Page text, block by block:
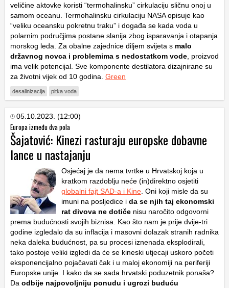
veličine aktovke koristi “termohalinsku” cirkulaciju sličnu onoj u
samom oceanu. Termohalinsku cirkulaciju NASA opisuje kao
“veliku oceansku pokretnu traku” i događa se kada voda u
polarnim područjima postane slanija zbog isparavanja i otapanja
morskog leda. Za obalne zajednice diljem svijeta s malo
državnog novca i problemima s nedostatkom vode , proizvod
ima velik potencijal. Sve komponente destilatora dizajnirane su
za životni vijek od 10 godina. Green
desalinizacija pitka voda
05.10.2023. (12:00)
Europa između dva pola
Šajatović: Kinezi rasturaju europske dobavne
lance u nastajanju
Osjećaj je da nema tvrtke u Hrvatskoj koja u
kratkom razdoblju neće (in)direktno osjetiti
globalni fajt SAD-a i Kine . Oni koji misle da su
imuni na posljedice i da se njih taj ekonomski
rat divova ne dotiče nisu naročito odgovorni
prema budućnosti svojih biznisa. Kao što nam je prije dvije-tri
godine izgledalo da su inflacija i masovni dolazak stranih radnika
neka daleka budućnost, pa su procesi iznenada eksplodirali,
tako postoje veliki izgledi da će se kineski utjecaji uskoro početi
eksponencijalno pojačavati čak i u maloj ekonomiji na periferiji
Europske unije. I kako da se sada hrvatski poduzetnik ponaša?
Da odbije najpovoljniju ponudu i ugrozi buduću